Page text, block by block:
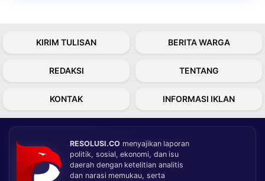
KIRIM TULISAN BERITA WARGA
REDAKSI TENTANG
KONTAK INFORMASI IKLAN
RESOLUSI.CO menyajikan laporan
politik, sosial, ekonomi, dan isu
daerah dengan ketelitian analitis
dan narasi memukau, serta